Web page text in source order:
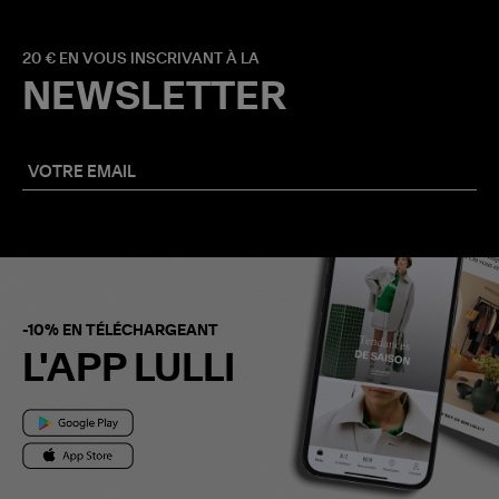
20 € EN VOUS INSCRIVANT À LA
NEWSLETTER
-10% EN TÉLÉCHARGEANT
L'APP LULLI